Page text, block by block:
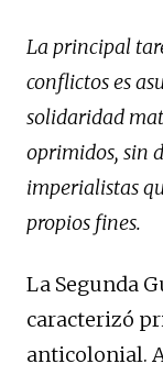
La principal
conflictos es
solidaridad
oprimidos, sin
imperialistas
propios fines.
La Segunda
caracterizó
anticolonial.